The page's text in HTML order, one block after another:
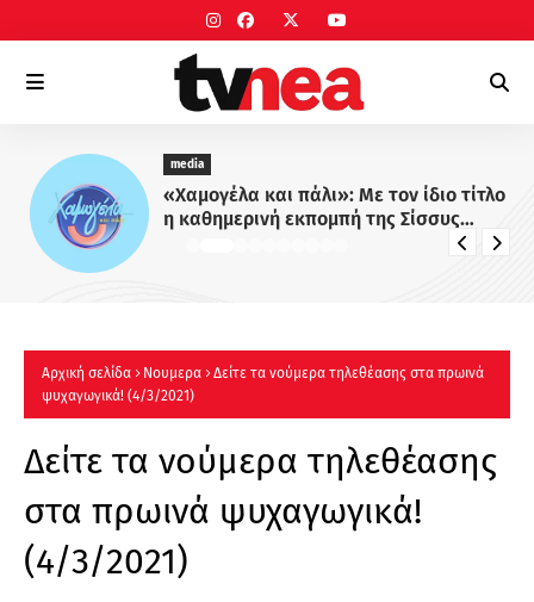
media
«Χαμογέλα και πάλι»: Με τον ίδιο τίτλο
η καθημερινή εκπομπή της Σίσσυς
Αρχική σελίδα Νουμερα
Δείτε τα νούμερα τηλεθέασης στα πρωινά
ψυχαγωγικά! (4/3/2021)
Δείτε τα νούμερα τηλεθέασης
στα πρωινά ψυχαγωγικά!
(4/3/2021)